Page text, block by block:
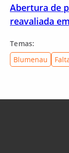
Abertura de
reavaliada
Temas:
Blumenau